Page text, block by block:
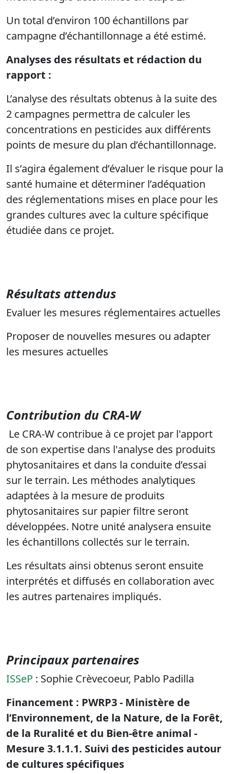
Un total d’environ 100 échantillons par
campagne d’échantillonnage a été estimé.
Analyses des résultats et rédaction du
rapport :
L’analyse des résultats obtenus à la suite des
2 campagnes permettra de calculer les
concentrations en pesticides aux différents
points de mesure du plan d’échantillonnage.
Il s’agira également d’évaluer le risque pour la
santé humaine et déterminer l’adéquation
des réglementations mises en place pour les
grandes cultures avec la culture spécifique
étudiée dans ce projet.
Résultats attendus
Evaluer les mesures réglementaires actuelles
Proposer de nouvelles mesures ou adapter
les mesures actuelles
Contribution du CRA-W
Le CRA-W contribue à ce projet par l'apport
de son expertise dans l'analyse des produits
phytosanitaires et dans la conduite d’essai
sur le terrain. Les méthodes analytiques
adaptées à la mesure de produits
phytosanitaires sur papier filtre seront
développées. Notre unité analysera ensuite
les échantillons collectés sur le terrain.
Les résultats ainsi obtenus seront ensuite
interprétés et diffusés en collaboration avec
les autres partenaires impliqués.
Principaux partenaires
ISSeP : Sophie Crèvecoeur, Pablo Padilla
Financement : PWRP3 - Ministère de
l’Environnement, de la Nature, de la Forêt,
de la Ruralité et du Bien-être animal -
Mesure 3.1.1.1. Suivi des pesticides autour
de cultures spécifiques